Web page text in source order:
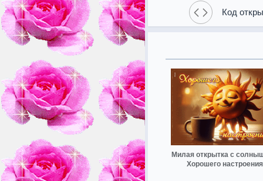
Код
Милая открытка с
Хорошего настроения